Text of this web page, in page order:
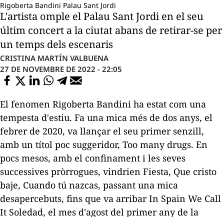
Rigoberta Bandini Palau Sant Jordi
L'artista omple el Palau Sant Jordi en el seu
últim concert a la ciutat abans de retirar-se per
un temps dels escenaris
CRISTINA MARTÍN VALBUENA
27 DE NOVEMBRE DE 2022 - 22:05
El fenomen Rigoberta Bandini ha estat com una
tempesta d'estiu. Fa una mica més de dos anys, el
febrer de 2020, va llançar el seu primer senzill,
amb un títol poc suggeridor, Too many drugs. En
pocs mesos, amb el confinament i les seves
successives pròrrogues, vindrien Fiesta, Que cristo
baje, Cuando tú nazcas, passant una mica
desapercebuts, fins que va arribarIn Spain We Call
It Soledad, el mes d'agost del primer any de la